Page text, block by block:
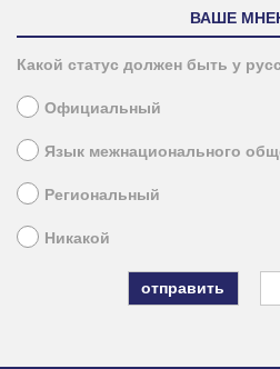
ВАШЕ
Какой статус должен быть у
Официальный
Язык межнационального
Региональный
Никакой